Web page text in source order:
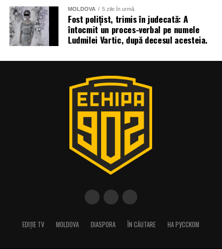
MOLDOVA 5 zile în urmă
Fost polițist, trimis în judecată: A
întocmit un proces-verbal pe numele
Ludmilei Vartic, după decesul acesteia.
EDIȚIE TV MOLDOVA DIASPORA ÎN CĂUTARE НА РУССКОМ